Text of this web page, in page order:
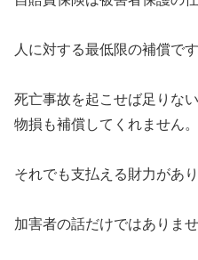
人に対する最低限の補償です
死亡事故を起こせば足りな
物損も補償してくれません。
それでも支払える財力があ
加害者の話だけではありま